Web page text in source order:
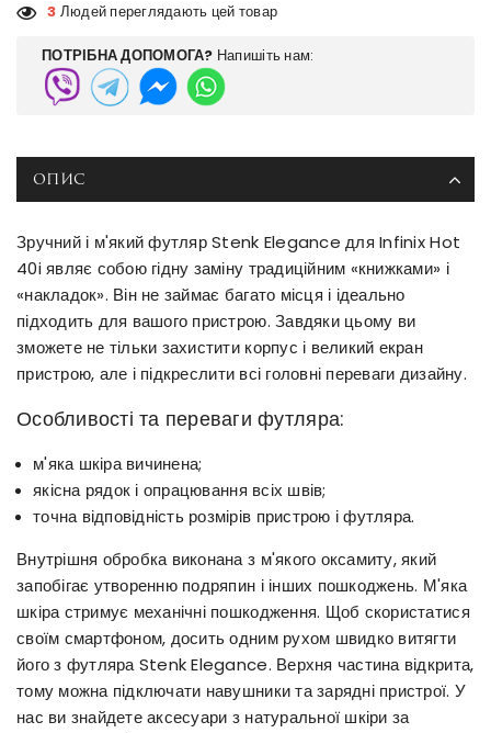
3 Людей переглядають цей товар
ПОТРІБНА ДОПОМОГА? Напишіть нам:
ОПИС
Зручний і м'який футляр Stenk Elegance для Infinix Hot
40i являє собою гідну заміну традиційним «книжками» і
«накладок». Він не займає багато місця і ідеально
підходить для вашого пристрою. Завдяки цьому ви
зможете не тільки захистити корпус і великий екран
пристрою, але і підкреслити всі головні переваги дизайну.
Особливості та переваги футляра:
м'яка шкіра вичинена;
якісна рядок і опрацювання всіх швів;
точна відповідність розмірів пристрою і футляра.
Внутрішня обробка виконана з м'якого оксамиту, який
запобігає утворенню подряпин і інших пошкоджень. М'яка
шкіра стримує механічні пошкодження. Щоб скористатися
своїм смартфоном, досить одним рухом швидко витягти
його з футляра Stenk Elegance. Верхня частина відкрита,
тому можна підключати навушники та зарядні пристрої. У
нас ви знайдете аксесуари з натуральної шкіри за